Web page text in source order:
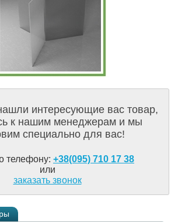
интересующие вас товар,
к нашим менеджерам и мы
специально для вас!
телефону: +38(095) 710 17 38
или
заказать звонок